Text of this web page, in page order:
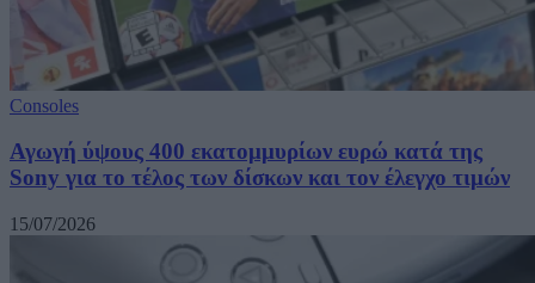
Consoles
Αγωγή ύψους 400 εκατομμυρίων ευρώ κατά της
Sony για το τέλος των δίσκων και τον έλεγχο τιμών
15/07/2026